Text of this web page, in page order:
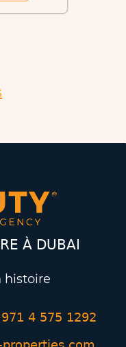
À DUBAI
histoire
4 575 1292